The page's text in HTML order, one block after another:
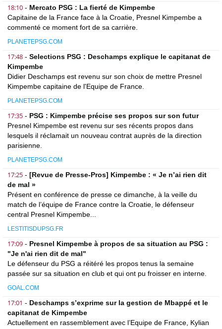
18:10 - Mercato PSG : La fierté de Kimpembe
Capitaine de la France face à la Croatie, Presnel Kimpembe a
commenté ce moment fort de sa carrière.
PLANETEPSG.COM
17:48 - Selections PSG : Deschamps explique le capitanat de
Kimpembe
Didier Deschamps est revenu sur son choix de mettre Presnel
Kimpembe capitaine de l'Equipe de France.
PLANETEPSG.COM
17:35 - PSG : Kimpembe précise ses propos sur son futur
Presnel Kimpembe est revenu sur ses récents propos dans
lesquels il réclamait un nouveau contrat auprès de la direction
parisienne.
PLANETEPSG.COM
17:25 - [Revue de Presse-Pros] Kimpembe : « Je n’ai rien dit
de mal »
Présent en conférence de presse ce dimanche, à la veille du
match de l’équipe de France contre la Croatie, le défenseur
central Presnel Kimpembe...
LESTITISDUPSG.FR
17:09 - Presnel Kimpembe à propos de sa situation au PSG :
"Je n'ai rien dit de mal"
Le défenseur du PSG a réitéré les propos tenus la semaine
passée sur sa situation en club et qui ont pu froisser en interne.
GOAL.COM
17:01 - Deschamps s’exprime sur la gestion de Mbappé et le
capitanat de Kimpembe
Actuellement en rassemblement avec l’Equipe de France, Kylian